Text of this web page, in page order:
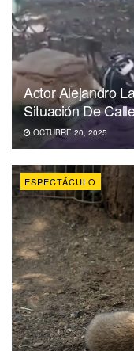
Actor Alejandro
Situación De
OCTUBRE 20, 2025
ESPECTÁCULO